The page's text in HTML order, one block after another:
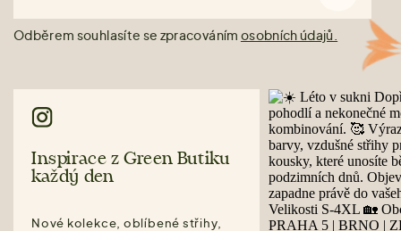
Odběrem souhlasíte se zpracováním osobních údajů.
Inspirace z Green Butiku
každý den
Nové kolekce, oblíbené střihy,